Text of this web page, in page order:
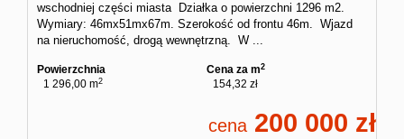
wschodniej części miasta Działka o powierzchni 1296 m2.
Wymiary: 46mx51mx67m. Szerokość od frontu 46m. Wjazd
na nieruchomość, drogą wewnętrzną. W ...
Powierzchnia
1 296,00 m2
Cena za m2
154,32 zł
cena 200 000